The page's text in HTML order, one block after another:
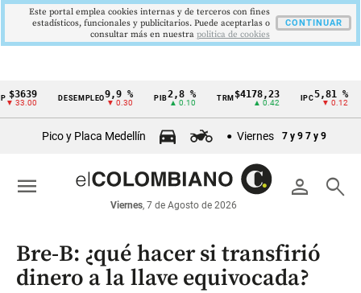
Cintillo
económicos
Colombia
DESEMPLEO9,9 %
▼ 0.30
PIB 2,8 %
▲ 0.10
TRM $4178,23
▲ 0.42
IPC 5,81 %
▼ 0.12
DTF
Pico y Placa Medellín Viernes 7 y 9 7 y 9
person search
Viernes, 7 de Agosto de 2026
menu
Bre-B: ¿qué hacer si transfirió
dinero a la llave equivocada?
Este portal emplea cookies internas y de terceros con fines
estadísticos, funcionales y publicitarios. Puede aceptarlas o
consultar más en nuestra politica de cookies
CONTINUAR